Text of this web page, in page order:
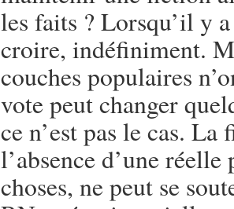
les faits ? Lorsqu’il y
croire, indéfiniment.
couches populaires
vote peut changer
ce n’est pas le cas.
l’absence d’une
choses, ne peut se